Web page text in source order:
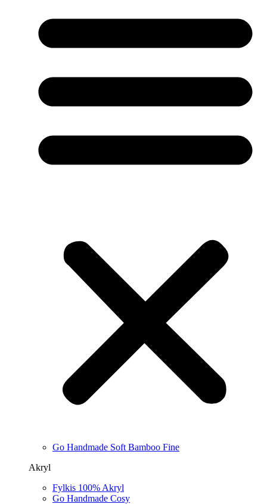
Go Handmade Soft Bamboo Fine
Akryl
Fylkis 100% Akryl
Go Handmade Cosy